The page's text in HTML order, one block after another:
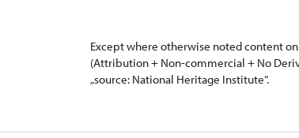
Except where otherwise noted content on
(Attribution + Non-commercial + No
„source: National Heritage Institute“.